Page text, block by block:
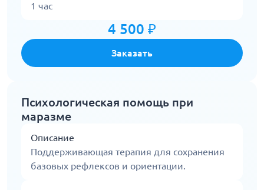
1 час
4 500 ₽
Заказать
Психологическая помощь при
маразме
Описание
Поддерживающая терапия для сохранения
базовых рефлексов и ориентации.